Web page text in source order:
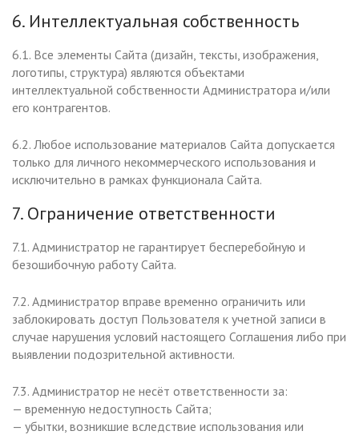
6. Интеллектуальная собственность
6.1. Все элементы Сайта (дизайн, тексты, изображения,
логотипы, структура) являются объектами
интеллектуальной собственности Администратора и/или
его контрагентов.
6.2. Любое использование материалов Сайта допускается
только для личного некоммерческого использования и
исключительно в рамках функционала Сайта.
7. Ограничение ответственности
7.1. Администратор не гарантирует бесперебойную и
безошибочную работу Сайта.
7.2. Администратор вправе временно ограничить или
заблокировать доступ Пользователя к учетной записи в
случае нарушения условий настоящего Соглашения либо при
выявлении подозрительной активности.
7.3. Администратор не несёт ответственности за:
— временную недоступность Сайта;
— убытки, возникшие вследствие использования или